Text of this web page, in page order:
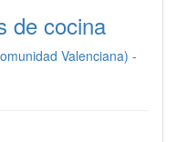
de cocina
Valenciana) -